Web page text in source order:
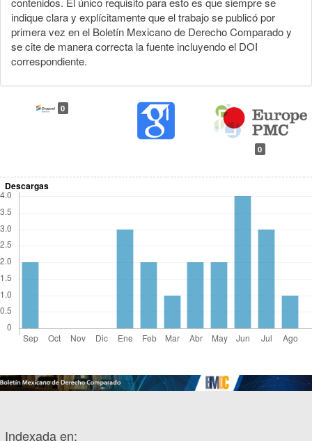
indique clara y explícitamente que el trabajo se publicó por
primera vez en el Boletín Mexicano de Derecho Comparado y
se cite de manera correcta la fuente incluyendo el DOI
correspondiente.
0
0
Descargas
Indexada en: